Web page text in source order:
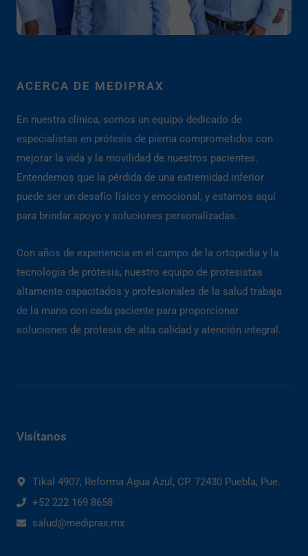
ACERCA DE MEDIPRAX
En nuestra clínica, somos un equipo dedicado de
especialistas en prótesis de pierna comprometidos con
mejorar la vida y la movilidad de nuestros pacientes.
Entendemos que la pérdida de una extremidad inferior
puede ser un desafío físico y emocional, y estamos aquí
para brindar apoyo y soluciones personalizadas.
Con años de experiencia en el campo de la ortopedia y la
tecnología de prótesis, nuestro equipo de protesistas
altamente capacitados y profesionales de la salud trabaja
de la mano con cada paciente para proporcionar
soluciones de prótesis de alta calidad y atención integral.
Visítanos
Tikal 4907, Reforma Agua Azul, CP. 72430 Puebla, Pue.
+52 222 169 8658
salud@mediprax.mx